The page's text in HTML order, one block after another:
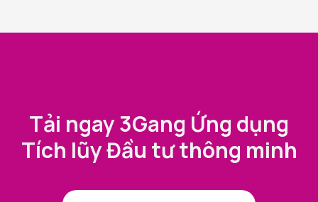
Tải ngay 3Gang Ứng dụng
Tích lũy Đầu tư thông minh